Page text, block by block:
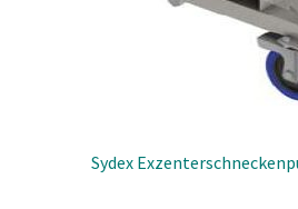
Sydex